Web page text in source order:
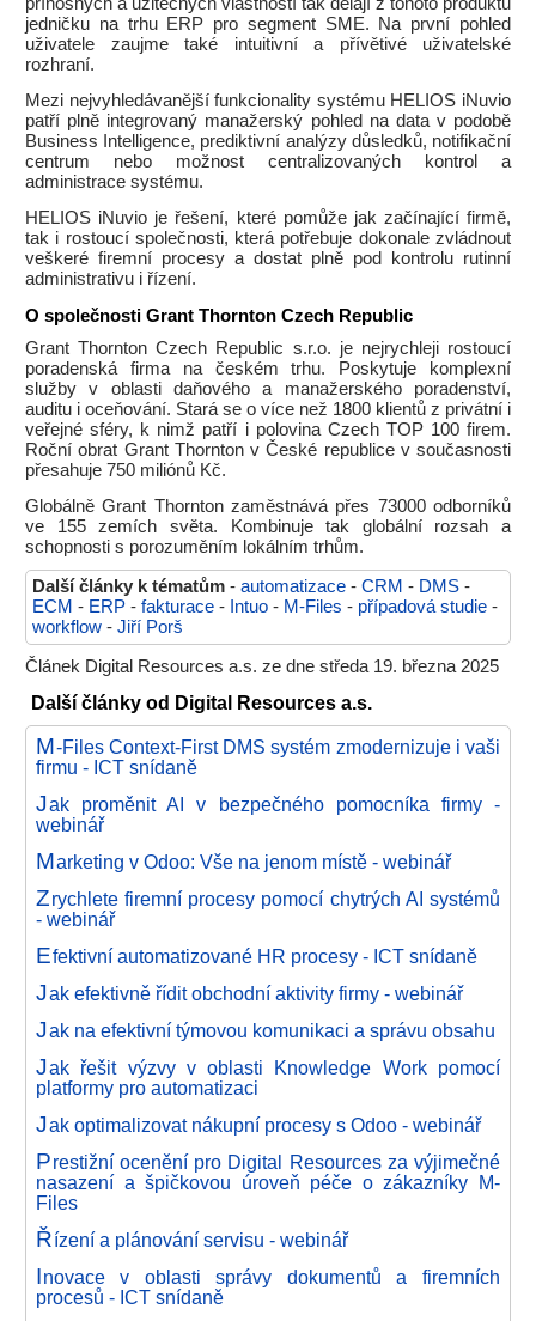
jedničku na trhu ERP pro segment SME. Na první pohled
uživatele zaujme také intuitivní a přívětivé uživatelské
rozhraní.
Mezi nejvyhledávanější funkcionality systému HELIOS iNuvio
patří plně integrovaný manažerský pohled na data v podobě
Business Intelligence, prediktivní analýzy důsledků, notifikační
centrum nebo možnost centralizovaných kontrol a
administrace systému.
HELIOS iNuvio je řešení, které pomůže jak začínající firmě,
tak i rostoucí společnosti, která potřebuje dokonale zvládnout
veškeré firemní procesy a dostat plně pod kontrolu rutinní
administrativu i řízení.
O společnosti Grant Thornton Czech Republic
Grant Thornton Czech Republic s.r.o. je nejrychleji rostoucí
poradenská firma na českém trhu. Poskytuje komplexní
služby v oblasti daňového a manažerského poradenství,
auditu i oceňování. Stará se o více než 1800 klientů z privátní i
veřejné sféry, k nimž patří i polovina Czech TOP 100 firem.
Roční obrat Grant Thornton v České republice v současnosti
přesahuje 750 miliónů Kč.
Globálně Grant Thornton zaměstnává přes 73000 odborníků
ve 155 zemích světa. Kombinuje tak globální rozsah a
schopnosti s porozuměním lokálním trhům.
Další články k tématům - automatizace - CRM - DMS -
ECM - ERP - fakturace - Intuo - M-Files - případová studie -
workflow - Jiří Porš
Článek Digital Resources a.s. ze dne středa 19. března 2025
Další články od Digital Resources a.s.
M-Files Context-First DMS systém zmodernizuje i vaši
firmu - ICT snídaně
Jak proměnit AI v bezpečného pomocníka firmy -
webinář
Marketing v Odoo: Vše na jenom místě - webinář
Zrychlete firemní procesy pomocí chytrých AI systémů
- webinář
Efektivní automatizované HR procesy - ICT snídaně
Jak efektivně řídit obchodní aktivity firmy - webinář
Jak na efektivní týmovou komunikaci a správu obsahu
Jak řešit výzvy v oblasti Knowledge Work pomocí
platformy pro automatizaci
Jak optimalizovat nákupní procesy s Odoo - webinář
Prestižní ocenění pro Digital Resources za výjimečné
nasazení a špičkovou úroveň péče o zákazníky M-
Files
Řízení a plánování servisu - webinář
Inovace v oblasti správy dokumentů a firemních
procesů - ICT snídaně